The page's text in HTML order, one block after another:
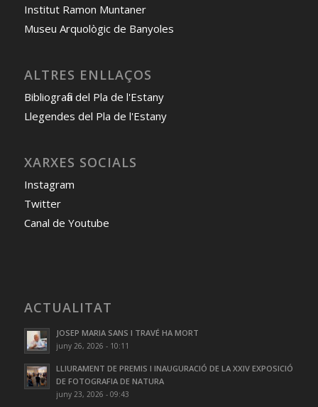
Institut Ramon Muntaner
Museu Arquològic de Banyoles
ALTRES ENLLAÇOS
Bibliografia del Pla de l'Estany
Llegendes del Pla de l'Estany
XARXES SOCIALS
Instagram
Twitter
Canal de Youtube
ACTUALITAT
JOSEP MARIA SANS I TRAVÉ HA MORT
juny 26, 2026 - 10:11
LLIURAMENT DE PREMIS I INAUGURACIÓ DE LA XXIV EXPOSICIÓ
DE FOTOGRAFIA DE NATURA
juny 23, 2026 - 09:43